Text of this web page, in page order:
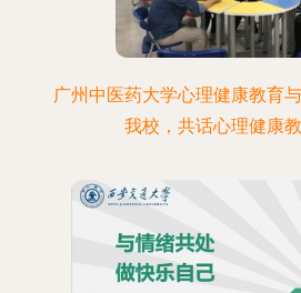
广州中医药大学心理健康教育
我校，共话心理健康